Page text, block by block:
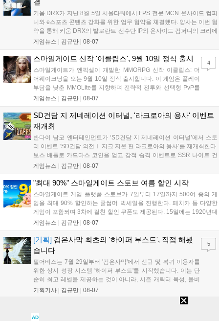
결
키움 DRX가 지난 8월 5일 서울타워에서 FPS 전문 MCN 온사이드 컴퍼
니와 e스포츠 콘텐츠 강화를 위한 업무 협약을 체결했다. 양사는 이번 협
약을 통해 키움 DRX의 발로란트 선수단 IP와 온사이드 컴퍼니의 크리에
이터 네트워크를 결합하여 정규 및 특별 콘텐츠를 공동 기획한다. 또한
오프라인 연계 프로그램을 순차적으로 선보이며 e스포츠 생태계 확장에
나설 계획이다....
게임뉴스 | 김규만 08-07
스마일게이트 신작 '이클립스', 9월 10일 정식 출시
스마일게이트가 엔픽셀이 개발한 MMORPG 신작 이클립스: 더
어웨이크닝을 오는 9월 10일 정식 출시합니다. 이 게임은 플레이
부담을 낮춘 MMOLite를 지향하며 전략적 전투와 선택형 PvP를
특징으로 합니다. 현재 공식 홈페이지와 앱 마켓에서 사전등록을
니다. 또한 카카오톡 채널 추가 시 주차별 스페셜 쿠폰과 한정 스
킨, 경품 이벤트 등 풍성한 혜택을 마련해 이용자들의 기대를 모
으고 있습니다....
게임뉴스 | 김규만 08-07
4
SD건담 지 제네레이션 이터널, '라크로아의 용사' 이벤트
재개최
반다이 남코 엔터테인먼트가 ‘SD건담 지 제네레이션 이터널’에서 스토
리 이벤트 ‘SD건담 외전Ⅰ 지크 지온 편 라크로아의 용사’를 재개최한다.
보스 배틀로 카드다스 코인을 얻고 강적 습격 이벤트로 SSR 나이트 건
담을 획득할 수 있다. 로그인 보너스로 최대 다이아 3,000개를 지급하며,
원 증정한다. 또한 9월 30일까지 공식 유튜브에서 특별 프로그램을 시청
할 수 있다....
게임뉴스 | 김규만 08-07
"최대 90%" 스마일게이트 스토브 여름 할인 시작
스마일게이트 게임 플랫폼 스토브가 7일부터 17일까지 500여 종의 게
임을 최대 90% 할인하는 쿨썸머 빅세일을 진행한다. 페치카 등 다양한
게임이 포함되며 3차에 걸친 할인 쿠폰도 제공된다. 15일에는 1920년대
경성 배경의 신작 그날의 신문이 출시되며, 15일부터 17일까지는 국내
은 공식 페이지에서 확인 가능하다....
게임뉴스 | 김규만 08-07
[기획] 검은사막 최초의 '하이퍼 부스트', 직접 해봤
습니다
펄어비스는 7월 29일부터 '검은사막'에서 신규 및 복귀 이용자를
위한 상시 성장 시스템 '하이퍼 부스트'를 시작했습니다. 이는 단
순히 최고 레벨을 제공하는 것이 아니라, 시즌 캐릭터 육성, 올비
아 아카데미 수료, 아침의 나라 설화 진행 등 4단계 과정을 통해
게임에 적응하며 공방합 750을 목표로 성장하는 구조입니다. 이
용자는 과제를 완수하며 동(V) 투발라 장비와 검은별 무기, 카라
자드 장신구 등을 획득해 주요 콘텐츠에 진입할 수 있습니다....
기획기사 | 김규만 08-07
5
AD